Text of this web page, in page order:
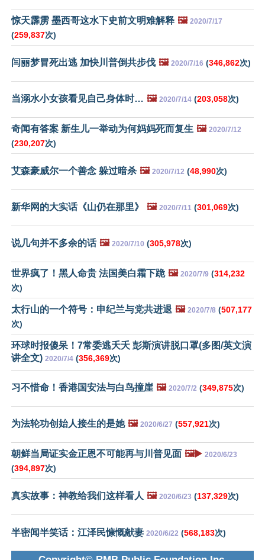
惊天霹雳 墨西哥这水下史前文明难解释 🖼️ 2020/7/17
(259,837次)
闫丽梦冒死出逃 加快川普倒共步伐 🖼️ 2020/7/16 (346,862次)
当溺水小女孩看见自己身体时… 🖼️ 2020/7/14 (203,058次)
奇闻有答案 新生儿一举动为何妈妈死而复生 🖼️ 2020/7/12
(230,207次)
艾森豪威尔一个善念 躲过暗杀 🖼️ 2020/7/12 (48,990次)
新华网的大实话《山仍在那里》 🖼️ 2020/7/11 (301,069次)
说几句并不多余的话 🖼️ 2020/7/10 (305,978次)
世界疯了！黑人命贵 法国美白霜下跪 🖼️ 2020/7/9 (314,232
次)
太行山的一个符号：申纪兰与党共进退 🖼️ 2020/7/8 (507,177
次)
环球时报傻呆！7常委逃夭夭 彭斯演讲脱口罩(多图/英文演
讲全文) 2020/7/4 (356,369次)
习不惜命！香港国安法与白鸟撞崖 🖼️ 2020/7/2 (349,875次)
为法轮功创始人接生的是她 🖼️ 2020/6/27 (557,921次)
朝鲜当局证实金正恩不可能再与川普见面 🖼️▶️ 2020/6/23
(394,897次)
真实故事：神教给我们这样看人 🖼️ 2020/6/23 (137,329次)
半密闻半笑话：江泽民慷慨献妻 2020/6/22 (568,183次)